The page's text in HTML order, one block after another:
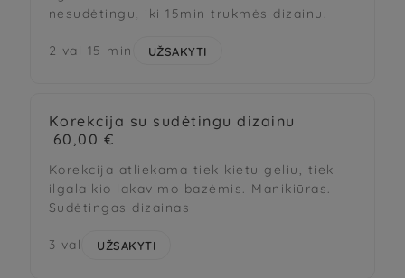
nesudėtingu, iki 15min trukmės dizainu.
2 val 15 min UŽSAKYTI
Korekcija su sudėtingu dizainu
60,00 €
Korekcija atliekama tiek kietu geliu, tiek
ilgalaikio lakavimo bazėmis. Manikiūras.
Sudėtingas dizainas
3 val UŽSAKYTI